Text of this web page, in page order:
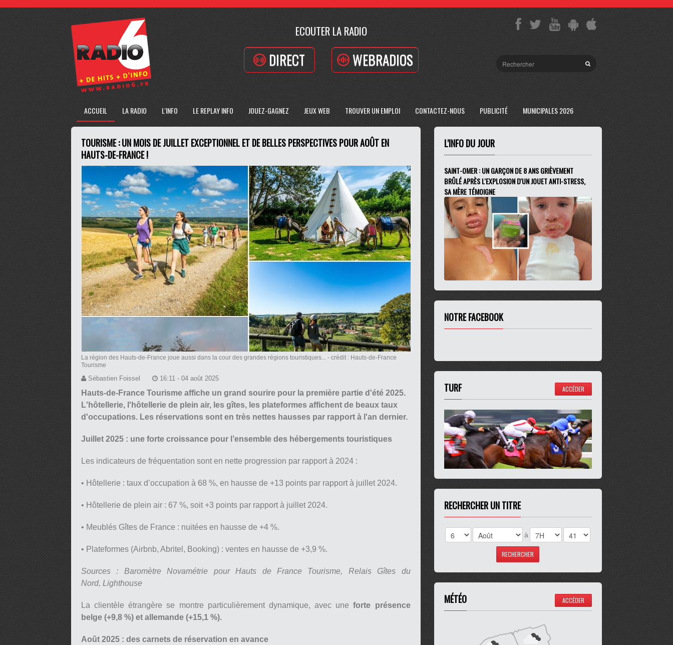
ECOUTER LA RADIO
DIRECT WEBRADIOS
ACCUEIL LA RADIO L'INFO LE REPLAY INFO JOUEZ-GAGNEZ JEUX WEB TROUVER UN EMPLOI CONTACTEZ-NOUS PUBLICITÉ MUNICIPALES 2026
TOURISME : UN MOIS DE JUILLET EXCEPTIONNEL ET DE BELLES PERSPECTIVES POUR AOÛT EN
HAUTS-DE-FRANCE !
La région des Hauts-de-France joue aussi dans la cour des grandes régions touristiques... - crédit : Hauts-de-France
Tourisme
Sébastien Foissel 16:11 - 04 août 2025
Hauts-de-France Tourisme affiche un grand sourire pour la première partie d'été 2025.
L'hôtellerie, l'hôtellerie de plein air, les gîtes, les plateformes affichent de beaux taux
d'occupations. Les réservations sont en très nettes hausses par rapport à l'an dernier.
Juillet 2025 : une forte croissance pour l’ensemble des hébergements touristiques
Les indicateurs de fréquentation sont en nette progression par rapport à 2024 :
• Hôtellerie : taux d’occupation à 68 %, en hausse de +13 points par rapport à juillet 2024.
• Hôtellerie de plein air : 67 %, soit +3 points par rapport à juillet 2024.
• Meublés Gîtes de France : nuitées en hausse de +4 %.
• Plateformes (Airbnb, Abritel, Booking) : ventes en hausse de +3,9 %.
Sources : Baromètre Novamétrie pour Hauts de France Tourisme, Relais Gîtes du
Nord, Lighthouse
La clientèle étrangère se montre particulièrement dynamique, avec uneforte présence
belge (+9,8 %) et allemande (+15,1 %).
Août 2025 : des carnets de réservation en avance
L'INFO DU JOUR
SAINT-OMER : UN GARÇON DE 8 ANS GRIÈVEMENT
BRÛLÉ APRÈS L'EXPLOSION D'UN JOUET ANTI-STRESS,
SA MÈRE TÉMOIGNE
NOTRE FACEBOOK
TURF ACCÉDER
RECHERCHER UN TITRE
à
MÉTÉO ACCÉDER